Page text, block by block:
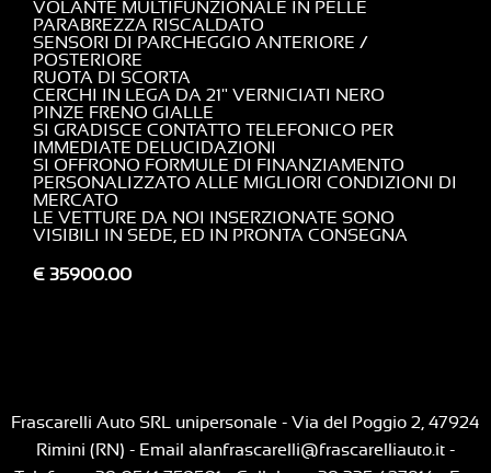
VOLANTE MULTIFUNZIONALE IN PELLE
PARABREZZA RISCALDATO
SENSORI DI PARCHEGGIO ANTERIORE /
POSTERIORE
RUOTA DI SCORTA
CERCHI IN LEGA DA 21" VERNICIATI NERO
PINZE FRENO GIALLE
SI GRADISCE CONTATTO TELEFONICO PER
IMMEDIATE DELUCIDAZIONI
SI OFFRONO FORMULE DI FINANZIAMENTO
PERSONALIZZATO ALLE MIGLIORI CONDIZIONI DI
MERCATO
LE VETTURE DA NOI INSERZIONATE SONO
VISIBILI IN SEDE, ED IN PRONTA CONSEGNA
€ 35900.00
Frascarelli Auto SRL unipersonale - Via del Poggio 2, 47924
Rimini (RN) - Email alanfrascarelli@frascarelliauto.it -